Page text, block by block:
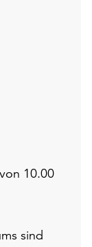
10.00
sind